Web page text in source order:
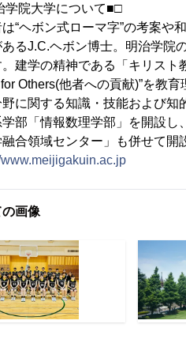
学院大学について■□
“ヘボン式ローマ字”の考案や
るJ.C.ヘボン博士。明治学院
。建学の精神である「キリス
for Others(他者への貢献)”を教
に関する知識・技能および知
部「情報数理学部」を開設
合領域センター」も併せて開
www.meijigakuin.ac.jp
画像